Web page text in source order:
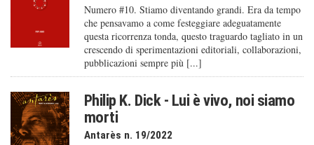
Numero #10. Stiamo diventando grandi. Era da tempo
che pensavamo a come festeggiare adeguatamente
questa ricorrenza tonda, questo traguardo tagliato in un
crescendo di sperimentazioni editoriali, collaborazioni,
pubblicazioni sempre più [...]
Philip K. Dick - Lui è vivo, noi siamo
morti
Antarès n. 19/2022